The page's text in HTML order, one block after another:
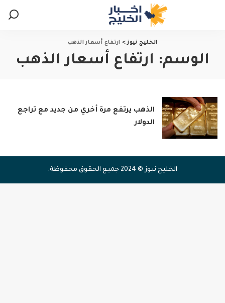
الخليج نيوز> ارتفاع أسعار الذهب
الوسم: ارتفاع أسعار الذهب
الذهب يرتفع مرة أخري من جديد مع تراجع
الدولار
الخليج نيوز © 2024 جميع الحقوق محفوظة.